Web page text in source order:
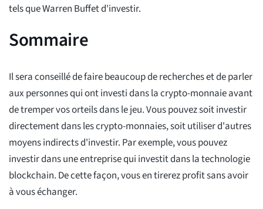
tels que Warren Buffet d'investir.
Sommaire
Il sera conseillé de faire beaucoup de recherches et de parler
aux personnes qui ont investi dans la crypto-monnaie avant
de tremper vos orteils dans le jeu. Vous pouvez soit investir
directement dans les crypto-monnaies, soit utiliser d'autres
moyens indirects d'investir. Par exemple, vous pouvez
investir dans une entreprise qui investit dans la technologie
blockchain. De cette façon, vous en tirerez profit sans avoir
à vous échanger.